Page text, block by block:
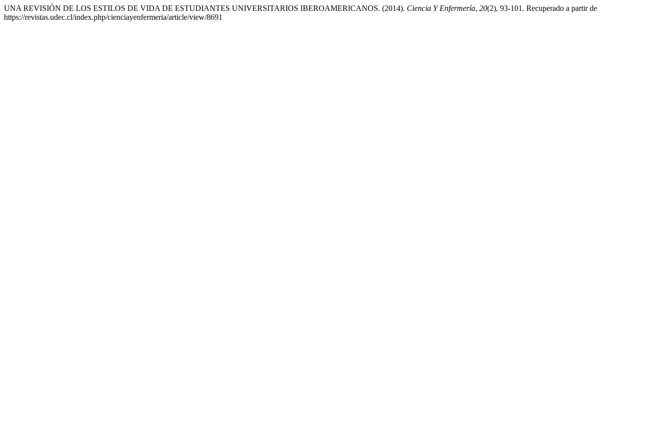
UNA REVISIÓN DE LOS ESTILOS DE VIDA DE ESTUDIANTES UNIVERSITARIOS IBEROAMERICANOS. (2014). Ciencia Y Enfermería, 20(2), 93-101. Recuperado a partir de
https://revistas.udec.cl/index.php/cienciayenfermeria/article/view/8691